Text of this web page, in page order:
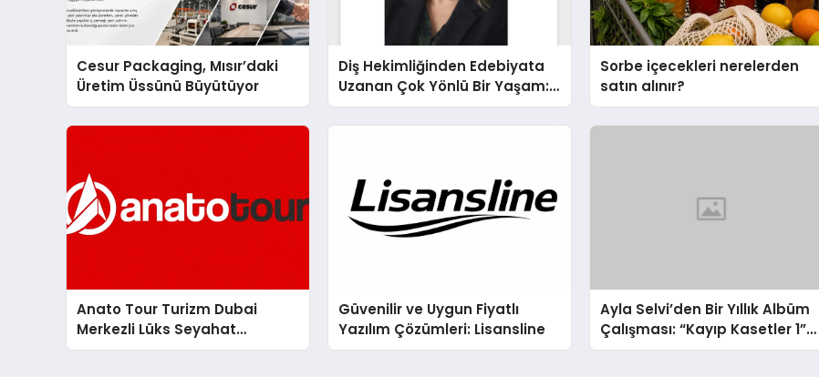
Cesur Packaging, Mısır’daki
Üretim Üssünü Büyütüyor
Diş Hekimliğinden Edebiyata
Uzanan Çok Yönlü Bir Yaşam:
Yeşim Şahin Yaman
Sorbe içecekleri nerelerden
satın alınır?
Anato Tour Turizm Dubai
Merkezli Lüks Seyahat
Hizmetleriyle Küresel
Güvenilir ve Uygun Fiyatlı
Yazılım Çözümleri: Lisansline
Ayla Selvi’den Bir Yıllık Albüm
Çalışması: “Kayıp Kasetler 1”
31 Temmuz’da Çıktı